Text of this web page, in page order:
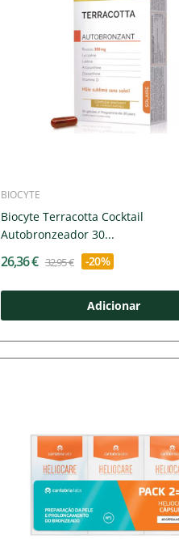
BIOCYTE
Biocyte Terracotta Cocktail
Autobronzeador 30...
26,36 € 32,95 € -20%
Adicionar